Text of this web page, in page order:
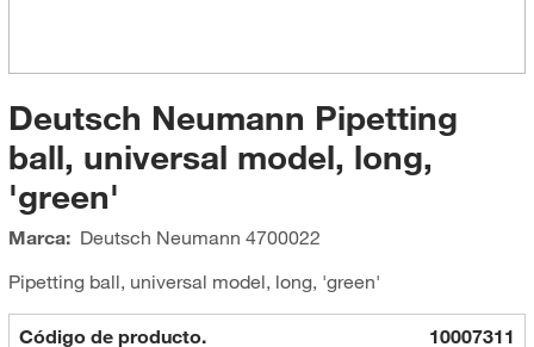
Deutsch Neumann Pipetting
ball, universal model, long,
'green'
Marca: Deutsch Neumann 4700022
Pipetting ball, universal model, long, 'green'
Código de producto. 10007311